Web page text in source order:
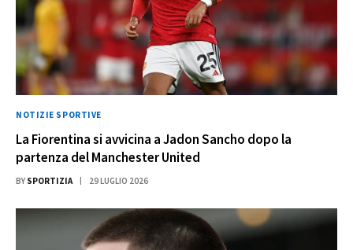
NOTIZIE SPORTIVE
La Fiorentina si avvicina a Jadon Sancho dopo la
partenza del Manchester United
BY SPORTIZIA 29 LUGLIO 2026